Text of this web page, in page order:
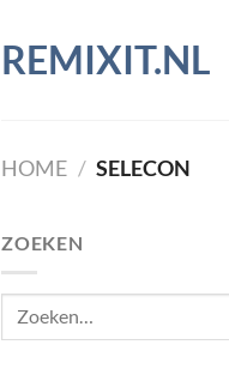
REMIXIT.NL
HOME / SELECON
ZOEKEN
Zoeken